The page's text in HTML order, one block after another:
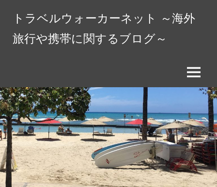
ス
キ
ッ
プ
トラベルウォーカーネット ～海外
旅行や携帯に関するブログ～
メ
ー